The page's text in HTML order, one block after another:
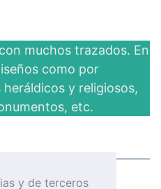
muchos trazados. En
como por
y religiosos,
etc.
y de terceros